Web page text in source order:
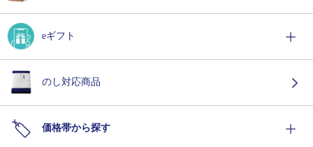
eギフト
のし対応商品
価格帯から探す